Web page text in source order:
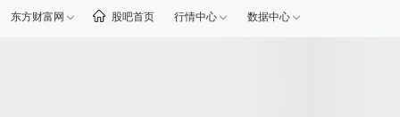
东方财富网 股吧首页 行情中心 数据中心